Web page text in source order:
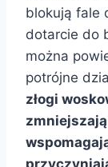
blokują fale
dotarcie do
można
potrójne
złogi